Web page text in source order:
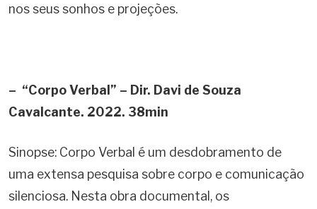
nos seus sonhos e projeções.
– “Corpo Verbal” – Dir. Davi de Souza
Cavalcante. 2022. 38min
Sinopse: Corpo Verbal é um desdobramento de
uma extensa pesquisa sobre corpo e comunicação
silenciosa. Nesta obra documental, os